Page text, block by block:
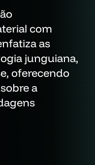
com
as
junguiana,
oferecendo
a